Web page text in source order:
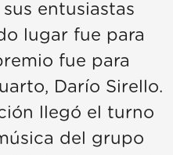
entusiastas
lugar fue para
fue para
Darío Sirello.
llegó el turno
del grupo